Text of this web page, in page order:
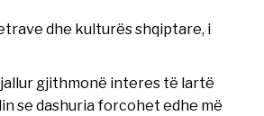
dhe kulturës shqiptare, i
gjithmonë interes të lartë
se dashuria forcohet edhe më